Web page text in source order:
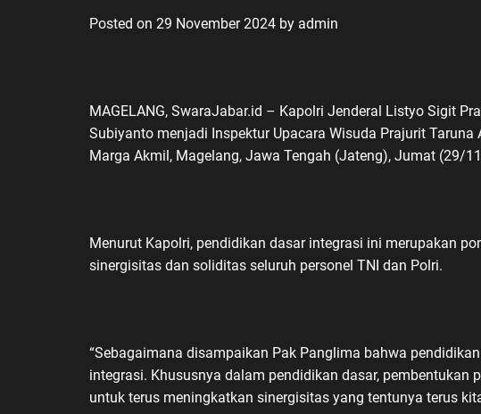
Posted on 29 November 2024 by admin
MAGELANG, SwaraJabar.id – Kapolri Jenderal Listyo Sigit
Subiyanto menjadi Inspektur Upacara Wisuda Prajurit
Marga Akmil, Magelang, Jawa Tengah (Jateng), Jumat (29/
Menurut Kapolri, pendidikan dasar integrasi ini merupakan
sinergisitas dan soliditas seluruh personel TNI dan Polri.
“Sebagaimana disampaikan Pak Panglima bahwa
integrasi. Khususnya dalam pendidikan dasar, pembentukan
untuk terus meningkatkan sinergisitas yang tentunya terus